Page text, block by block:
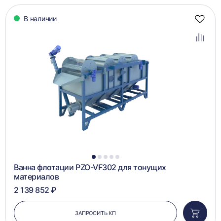
В наличии
1 2 3 4 5
Ванна флотации PZO-VF302 для тонущих
материалов
2 139 852 ₽
ЗАПРОСИТЬ КП